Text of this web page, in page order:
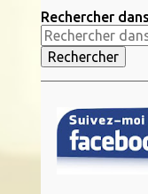
Rechercher